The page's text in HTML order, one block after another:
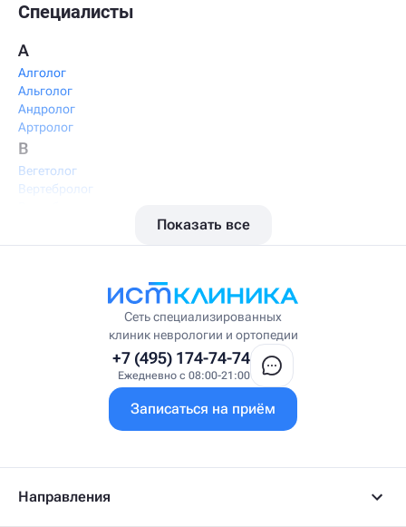
Специалисты
А
Алголог
Альголог
Андролог
Артролог
В
Вегетолог
Вертебролог
Висцеральный массажист
Врач интегративной медицины
Врач первичного приёма
Гастроэнтеролог-гепатолог
Гериатр
Гинеколог
Показать все
Сеть специализированных
клиник неврологии и ортопедии
+7 (495) 174-74-74
Ежедневно с 08:00-21:00
Записаться на приём
Направления